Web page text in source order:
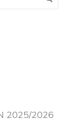
2025/2026